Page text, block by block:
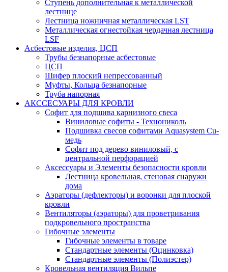
Ступень дополнительная к металлической
лестнице
Лестница ножничная металлическая LST
Металлическая огнестойкая чердачная лестница
LSF
Асбестовые изделия, ЦСП
Трубы безнапорные асбестовые
ЦСП
Шифер плоский непрессованный
Муфты, Кольца безнапорные
Труба напорная
АКССЕСУАРЫ ДЛЯ КРОВЛИ
Софит для подшива карнизного свеса
Виниловые софиты - Технониколь
Подшивка свесов софитами Aquasystem Cu-
медь
Софит под дерево виниловый, с
центральной перфорацией
Аксессуары и Элементы безопасности кровли
Лестница кровельная, стеновая снаружи
дома
Аэраторы (дефлекторы) и воронки для плоской
кровли
Вентиляторы (аэраторы) для проветривания
подкровельного пространства
Гибочные элементы
Гибочные элементы в товаре
Стандартные элементы (Оцинковка)
Стандартные элементы (Полиэстер)
Кровельная вентиляция Вильпе